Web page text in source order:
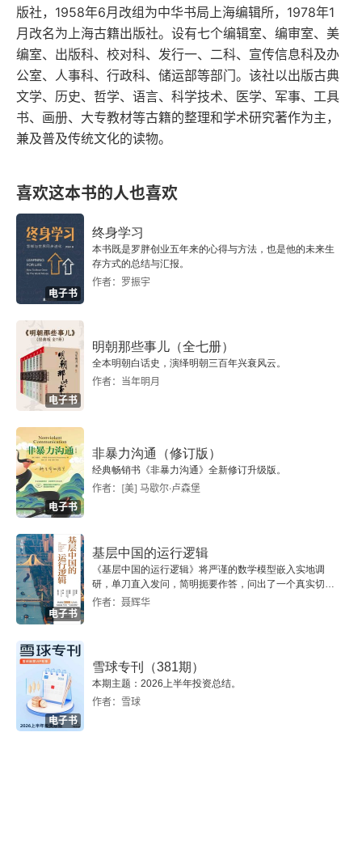
转注假借说
理惑论
正言论
中卷 文学七篇
文学总略
明解故（上）
明解故（下）
论式
辨诗
正赍送
下卷 诸子学九篇
原学
原儒
原道（上）
原道（中）
原道（下）
原名
明见
版社，1958年6月改组为中华书局上海编辑所，1978年1
月改名为上海古籍出版社。设有七个编辑室、编审室、美
编室、出版科、校对科、发行一、二科、宣传信息科及办
公室、人事科、行政科、储运部等部门。该社以出版古典
文学、历史、哲学、语言、科学技术、医学、军事、工具
书、画册、大专教材等古籍的整理和学术研究著作为主，
兼及普及传统文化的读物。
喜欢这本书的人也喜欢
电子书
终身学习
本书既是罗胖创业五年来的心得与方法，也是他的未来生
存方式的总结与汇报。
作者：罗振宇
电子书
明朝那些事儿（全七册）
全本明朝白话史，演绎明朝三百年兴衰风云。
作者：当年明月
电子书
非暴力沟通（修订版）
经典畅销书《非暴力沟通》全新修订升级版。
作者：[美] 马歇尔·卢森堡
电子书
基层中国的运行逻辑
《基层中国的运行逻辑》将严谨的数学模型嵌入实地调
研，单刀直入发问，简明扼要作答，问出了一个真实切近
的基层中国。
作者：聂辉华
电子书
雪球专刊（381期）
本期主题：2026上半年投资总结。
作者：雪球